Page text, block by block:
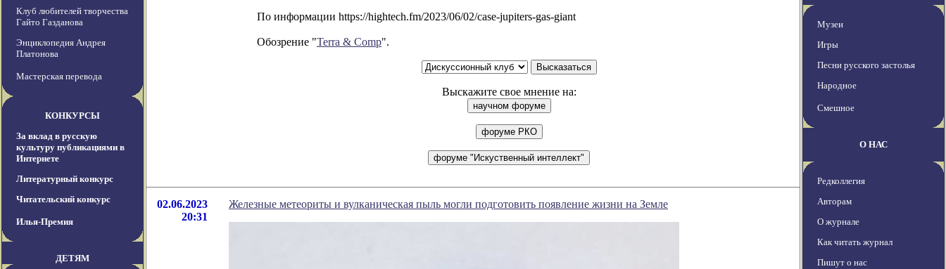
Клуб любителей творчества
Гайто Газданова
Энциклопедия Андрея
Платонова
Мастерская перевода
КОНКУРСЫ
За вклад в русскую
культуру публикациями в
Интернете
Литературный конкурс
Читательский конкурс
Илья-Премия
ДЕТЯМ
По информации https://hightech.fm/2023/06/02/case-jupiters-gas-giant
Обозрение "Terra & Comp".
Выскажите свое мнение на:
02.06.2023
20:31
Железные метеориты и вулканическая пыль могли подготовить появление жизни на Земле
Музеи
Игры
Песни русского застолья
Народное
Смешное
О НАС
Редколлегия
Авторам
О журнале
Как читать журнал
Пишут о нас